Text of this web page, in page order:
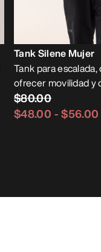
Tank Silene Mujer
Tank para
ofrecer movilidad y
$80.00
$48.00 -$56.00